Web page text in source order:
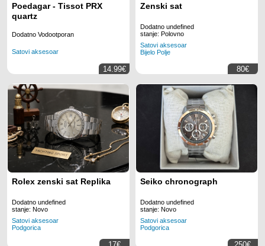
Poedagar - Tissot PRX
quartz
Dodatno Vodootporan
Satovi aksesoar
14.99€
Zenski sat
Dodatno undefined
stanje: Polovno
Satovi aksesoar
Bijelo Polje
80€
Rolex zenski sat Replika
Dodatno undefined
stanje: Novo
Satovi aksesoar
Podgorica
Seiko chronograph
Dodatno undefined
stanje: Novo
Satovi aksesoar
Podgorica